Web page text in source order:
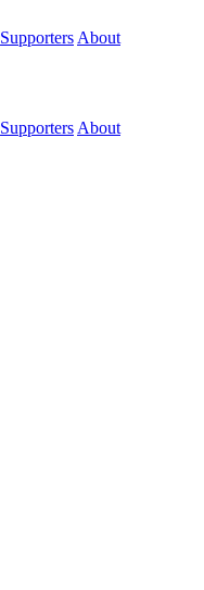
Supporters About
Supporters About